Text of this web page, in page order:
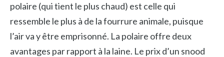
polaire (qui tient le plus chaud) est celle qui
ressemble le plus à de la fourrure animale, puisque
l’air va y être emprisonné. La polaire offre deux
avantages par rapport à la laine. Le prix d’un snood